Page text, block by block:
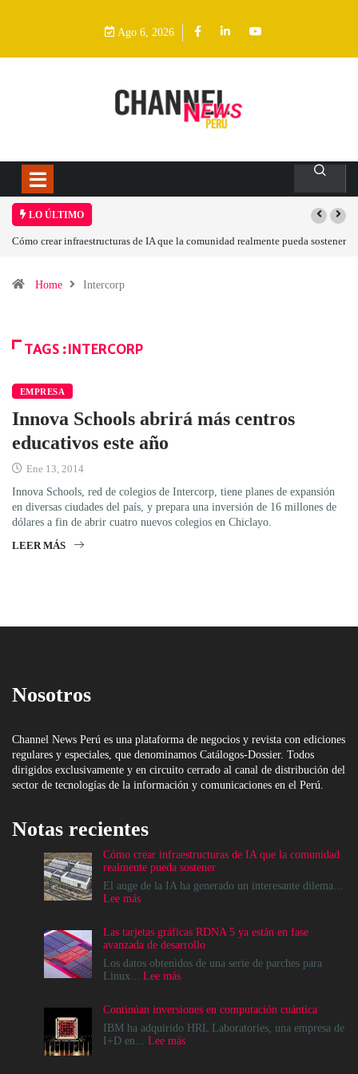
Ago 6, 2026
LO ÚLTIMO
Cómo crear infraestructuras de IA que la comunidad realmente pueda sostener
Home Intercorp
TAGS :INTERCORP
EMPRESA
Innova Schools abrirá más centros
educativos este año
Ene 13, 2014
Innova Schools, red de colegios de Intercorp, tiene planes de expansión
en diversas ciudades del país, y prepara una inversión de 16 millones de
dólares a fin de abrir cuatro nuevos colegios en Chiclayo.
LEER MÁS
Nosotros
Channel News Perú es una plataforma de negocios y revista con ediciones
regulares y especiales, que denominamos Catálogos-Dossier. Todos
dirigidos exclusivamente y en circuito cerrado al canal de distribución del
sector de tecnologías de la información y comunicaciones en el Perú.
Notas recientes
Cómo crear infraestructuras de IA que la comunidad
realmente pueda sostener
El auge de la IA ha generado un interesante dilema...
Lee más:
infraestructuras
de
IA
que
realmente
pueda
sostener
Las tarjetas gráficas RDNA 5 ya están en fase
avanzada de desarrollo
Los datos obtenidos de una serie de parches para
Linux... Lee más:
gráficas
RDNA
5
Continúan inversiones en computación cuántica
IBM ha adquirido HRL Laboratories, una empresa de
I+D en... Lee más: